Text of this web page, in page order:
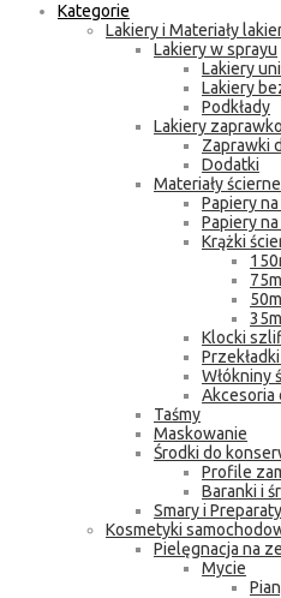
Kategorie
Lakiery i Materiały
Lakiery w sprayu
Lakiery
Lakiery
Podkłady
Lakiery
Zaprawki
Dodatki
Materiały ścierne
Papiery
Papiery
Krążki
Klocki
Włókniny
Akcesoria
Taśmy
Maskowanie
Środki do
Profile
Baranki i
Smary i
Kosmetyki
Pielęgnacja na
Mycie